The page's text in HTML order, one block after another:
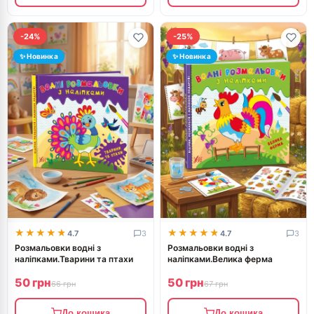
-24%
✨ Новинка
★★★★★
★★★★★ 4.7 3
Розмальовки водні з
наліпками.Тварини та птахи
50 грн66 грн
-25%
✨ Новинка
★★★★★
★★★★★ 4.7 3
Розмальовки водні з
наліпками.Велика ферма
50 грн67 грн